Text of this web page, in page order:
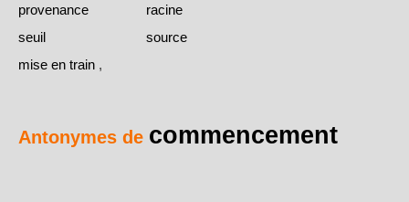
provenance
racine
seuil
source
mise en train ,
Antonymes de commencement